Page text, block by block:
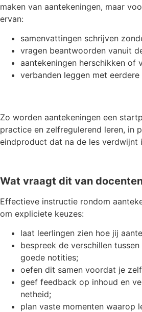
maken van aantekeningen, maar
ervan:
samenvattingen schrijven
vragen beantwoorden vanuit
aantekeningen herschikken of
verbanden leggen met eerdere
Zo worden aantekeningen een
practice en zelfregulerend leren, in
eindproduct dat na de les verdwijnt
Wat vraagt dit van
Effectieve instructie rondom
om expliciete keuzes:
laat leerlingen zien hoe jij
bespreek de verschillen
goede notities;
oefen dit samen voordat je
geef feedback op inhoud en
netheid;
plan vaste momenten waarop